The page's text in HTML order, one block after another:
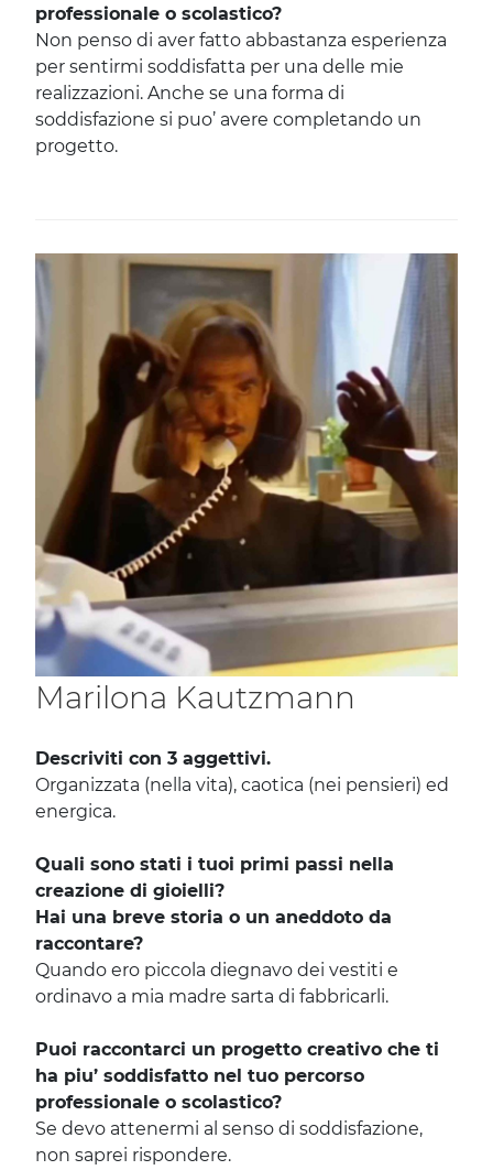
professionale o scolastico?
Non penso di aver fatto abbastanza esperienza
per sentirmi soddisfatta per una delle mie
realizzazioni. Anche se una forma di
soddisfazione si puo’ avere completando un
progetto.
Marilona Kautzmann
Descriviti con 3 aggettivi.
Organizzata (nella vita), caotica (nei pensieri) ed
energica.
Quali sono stati i tuoi primi passi nella
creazione di gioielli?
Hai una breve storia o un aneddoto da
raccontare?
Quando ero piccola diegnavo dei vestiti e
ordinavo a mia madre sarta di fabbricarli.
Puoi raccontarci un progetto creativo che ti
ha piu’ soddisfatto nel tuo percorso
professionale o scolastico?
Se devo attenermi al senso di soddisfazione,
non saprei rispondere.